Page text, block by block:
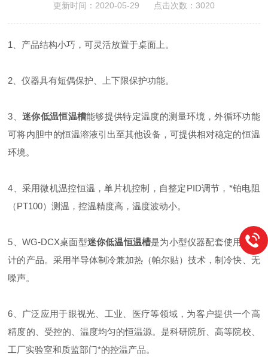
更新时间：2020-05-29 点击次数：3020
1、产品结构小巧，可灵活放置于桌面上。
2、仪器具有短偶保护、上下限保护功能。
3、迷你低温恒温槽能够提供特定温度的测量环境，外循环功能
可将内胆中的恒温溶液引出至其他设备，可提供相对稳定的恒温
环境。
4、采用微机温控恒温，单片机控制，自整定PID调节，*铂电阻
（PT100）测温，控温精度高，温度波动小。
5、WG-DCX桌面型迷你低温恒温槽是为小型仪器配套使用而设
计的产品。采用半导体制冷兼加热（帕尔贴）技术，制冷快、无
噪声。
6、广泛应用于眼视光、工业、医疗等领域，为客户提供一个高
精度的、受控的、温度均匀的恒温源。是科研院所、高等院校、
工厂实验室和质监部门*的控温产品。